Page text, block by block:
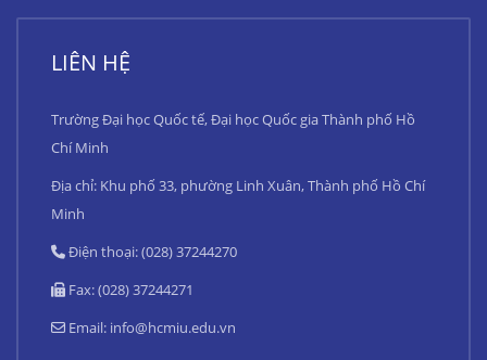
LIÊN HỆ
Trường Đại học Quốc tế, Đại học Quốc gia Thành phố Hồ
Chí Minh
Địa chỉ: Khu phố 33, phường Linh Xuân, Thành phố Hồ Chí
Minh
Điện thoại: (028) 37244270
Fax: (028) 37244271
Email: info@hcmiu.edu.vn